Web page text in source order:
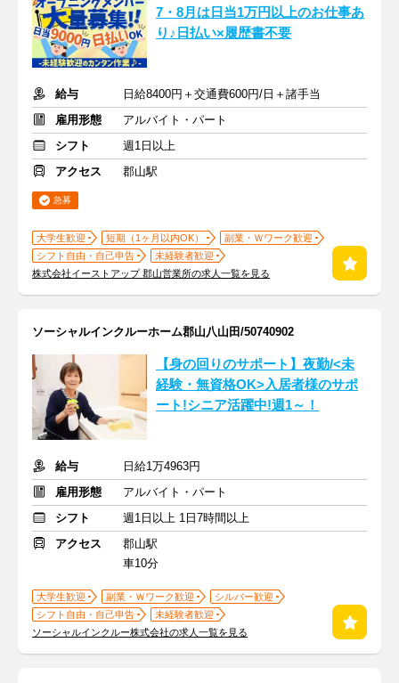
7・8月は日当1万円以上のお仕事あ
り♪日払い×履歴書不要
給与
日給8400円＋交通費600円/日＋諸手当
雇用形態
アルバイト・パート
シフト
週1日以上
アクセス
郡山駅
急募
大学生歓迎 短期（1ヶ月以内OK）
副業・Ｗワーク歓迎
シフト自由・自己申告
未経験者歓迎
株式会社イーストアップ 郡山営業所の求人一覧を見る
ソーシャルインクルーホーム郡山八山田/50740902
【身の回りのサポート】夜勤/<未
経験・無資格OK>入居者様のサポ
ート!シニア活躍中!週1～！
給与
日給1万4963円
雇用形態
アルバイト・パート
シフト
週1日以上 1日7時間以上
アクセス
郡山駅
車10分
大学生歓迎 副業・Ｗワーク歓迎
シルバー歓迎
シフト自由・自己申告
未経験者歓迎
ソーシャルインクルー株式会社の求人一覧を見る